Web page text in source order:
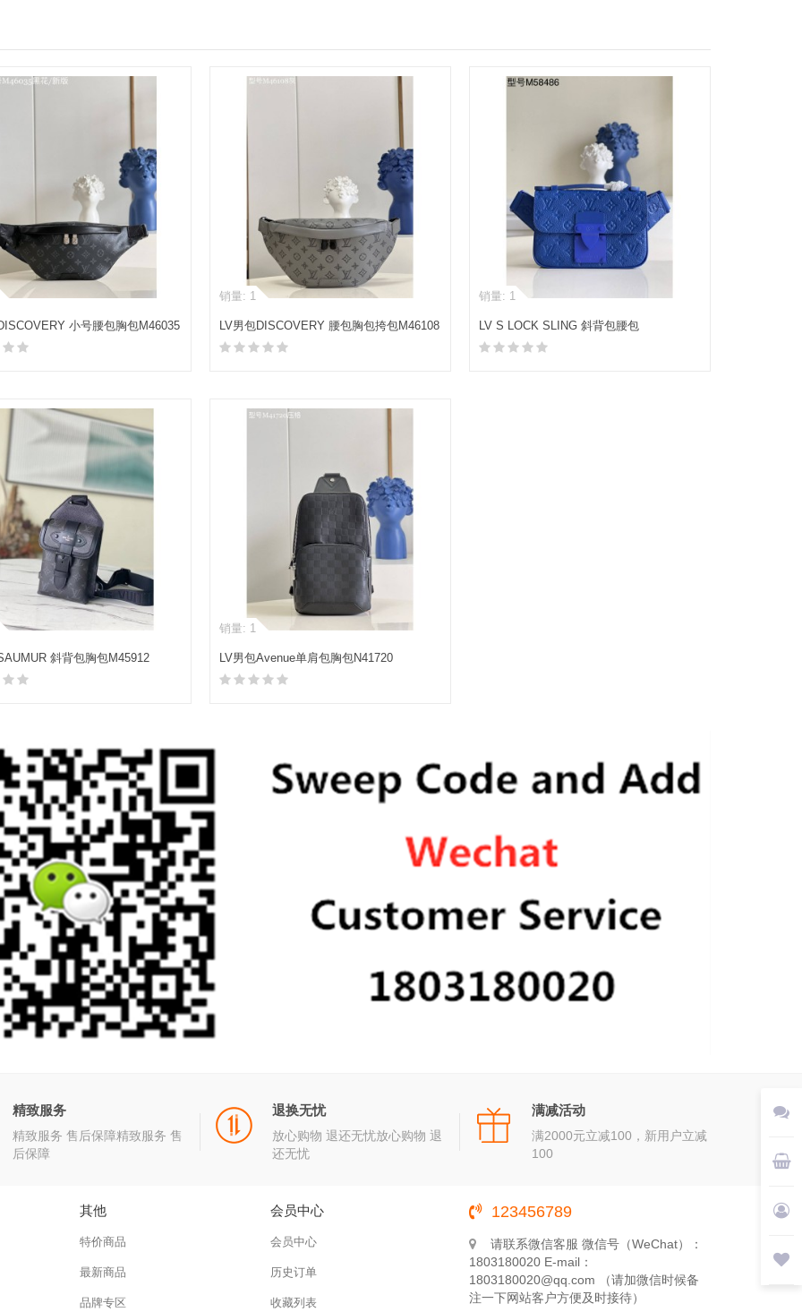
小号腰包胸包M46035
销量: 1
LV男包DISCOVERY 腰包胸包挎包M46108
销量: 1
LV S LOCK SLING 斜背包腰包
M58486/M45486
斜背包胸包M45912
销量: 1
LV男包Avenue单肩包胸包N41720
精致服务
精致服务 售后保障精致服务 售
后保障
退换无忧
放心购物 退还无忧放心购物 退
还无忧
满减活动
满2000元立减100，新用户立减
100
其他
特价商品
最新商品
品牌专区
会员中心
会员中心
历史订单
收藏列表
123456789
请联系微信客服 微信号（WeChat）：
1803180020 E-mail：
1803180020@qq.com （请加微信时候备
注一下网站客户方便及时接待）